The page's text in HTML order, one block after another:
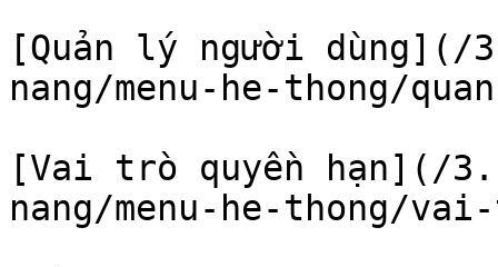
[Quản lý người dùng](/
nang/menu-he-thong/
[Vai trò quyền hạn](/
nang/menu-he-thong/